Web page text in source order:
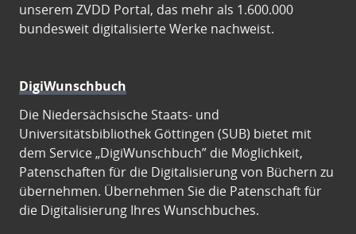
unserem ZVDD Portal, das mehr als 1.600.000
bundesweit digitalisierte Werke nachweist.
DigiWunschbuch
Die Niedersächsische Staats- und
Universitätsbibliothek Göttingen (SUB) bietet mit
dem Service „DigiWunschbuch” die Möglichkeit,
Patenschaften für die Digitalisierung von Büchern zu
übernehmen. Übernehmen Sie die Patenschaft für
die Digitalisierung Ihres Wunschbuches.